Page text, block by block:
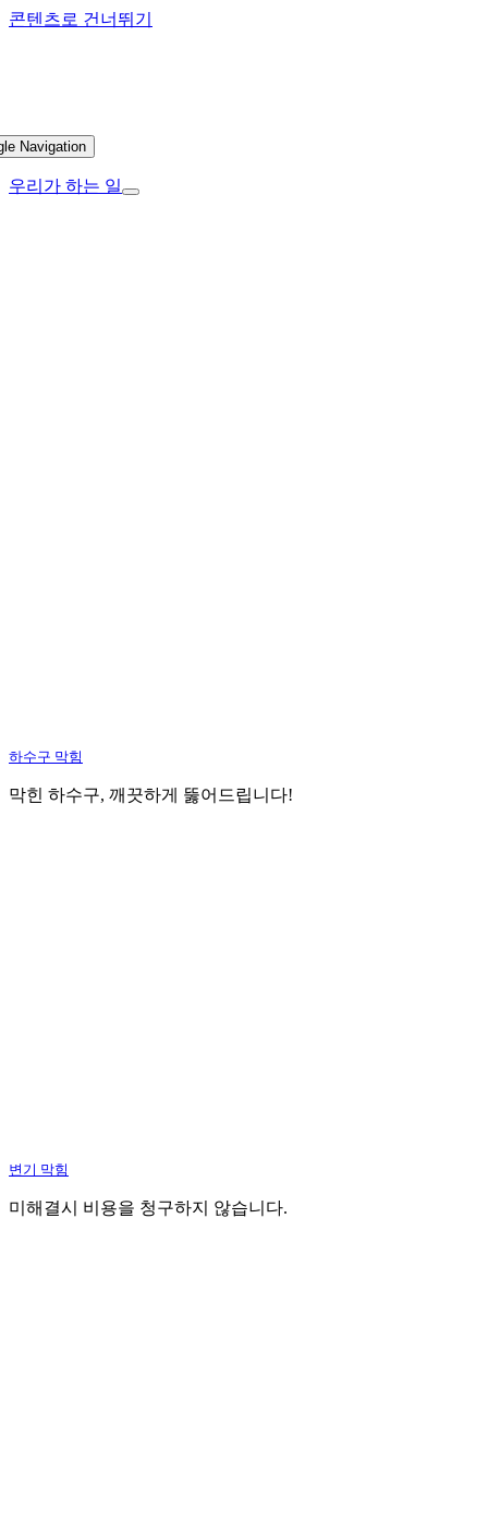
콘텐츠로 건너뛰기
Navigation
우리가 하는 일
하수구 막힘
막힌 하수구, 깨끗하게 뚫어드립니다!
변기 막힘
미해결시 비용을 청구하지 않습니다.